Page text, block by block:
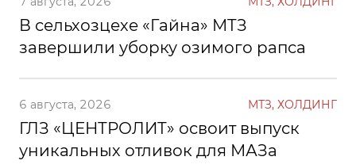
В сельхозцехе «Гайна» МТЗ
завершили уборку озимого рапса
6 августа, 2026 МТЗ, ХОЛДИНГ
ГЛЗ «ЦЕНТРОЛИТ» освоит выпуск
уникальных отливок для МАЗа